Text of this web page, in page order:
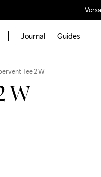
Journal Guides
Tee 2 W
W